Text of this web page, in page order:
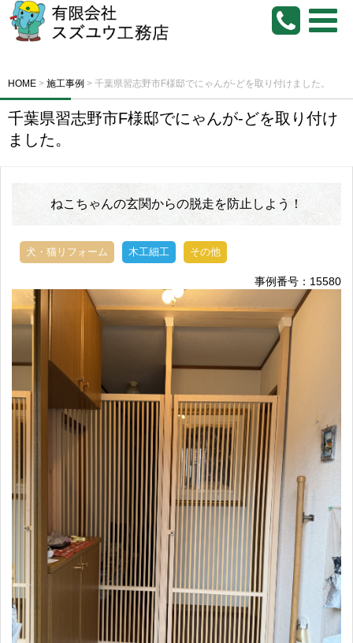
HOME > 施工事例 > 千葉県習志野市F様邸でにゃんが-どを取り付けました。
千葉県習志野市F様邸でにゃんが-どを取り付け
ました。
ねこちゃんの玄関からの脱走を防止しよう！
犬・猫リフォーム 木工細工 その他
事例番号：15580